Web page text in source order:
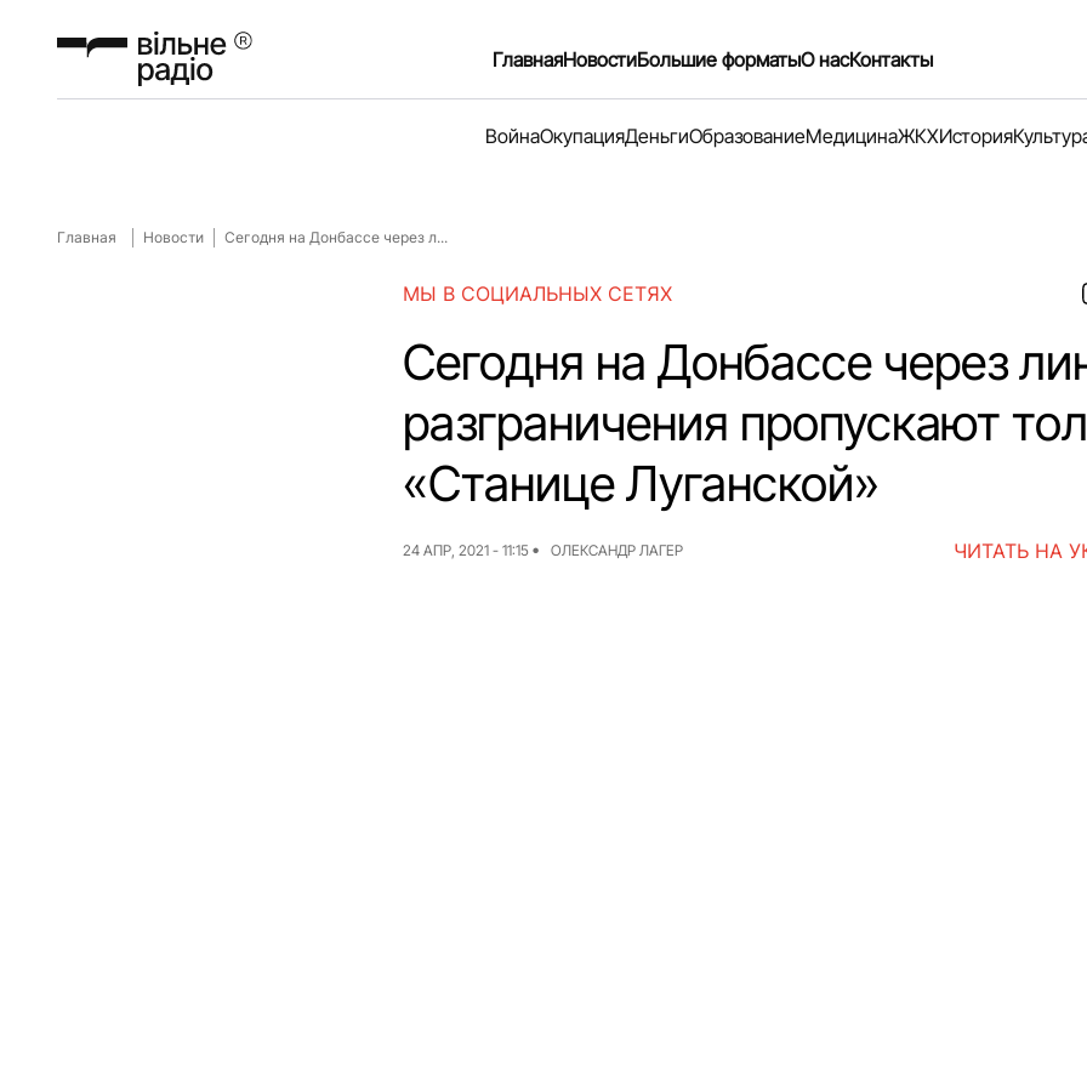
ГлавнаяНовостиБольшие форматыО насКонтакты
ВойнаОкупацияДеньгиОбразованиеМедицинаЖКХИстория
Главная Новости Сегодня на Донбассе через л...
МЫ В СОЦИАЛЬНЫХ СЕТЯХ
Сегодня на Донбассе через
разграничения пропускают
«Станице Луганской»
24 АПР, 2021 - 11:15 ОЛЕКСАНДР ЛАГЕР ЧИТАТЬ НА